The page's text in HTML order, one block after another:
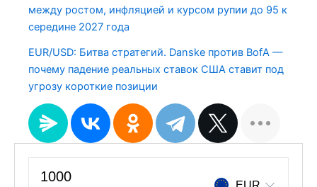
между ростом, инфляцией и курсом рупии до 95 к
середине 2027 года
EUR/USD: Битва стратегий. Danske против BofA —
почему падение реальных ставок США ставит под
угрозу короткие позиции